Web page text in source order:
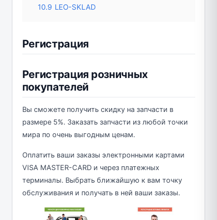
10.9 LEO-SKLAD
Регистрация
Регистрация розничных
покупателей
Вы сможете получить скидку на запчасти в
размере 5%. Заказать запчасти из любой точки
мира по очень выгодным ценам.
Оплатить ваши заказы электронными картами
VISA MASTER-CARD и через платежных
терминалы. Выбрать ближайшую к вам точку
обслуживания и получать в ней ваши заказы.